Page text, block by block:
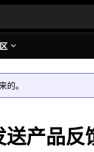
的。
产品反